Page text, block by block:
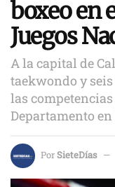
boxeo en
Juegos
A la capital de
taekwondo y
las
Departamento
PorSieteDías